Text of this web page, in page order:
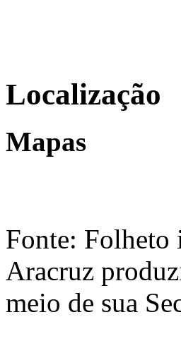
Localização
Mapas
Fonte: Folheto
Aracruz
meio de sua